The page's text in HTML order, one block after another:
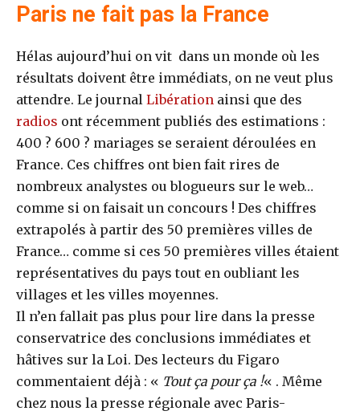
Paris ne fait pas la France
Hélas aujourd’hui on vit dans un monde où les
résultats doivent être immédiats, on ne veut plus
attendre. Le journal Libération ainsi que des
radios ont récemment publiés des estimations :
400 ? 600 ? mariages se seraient déroulées en
France. Ces chiffres ont bien fait rires de
nombreux analystes ou blogueurs sur le web…
comme si on faisait un concours ! Des chiffres
extrapolés à partir des 50 premières villes de
France… comme si ces 50 premières villes étaient
représentatives du pays tout en oubliant les
villages et les villes moyennes.
Il n’en fallait pas plus pour lire dans la presse
conservatrice des conclusions immédiates et
hâtives sur la Loi. Des lecteurs du Figaro
commentaient déjà : « Tout ça pour ça !« . Même
chez nous la presse régionale avec Paris-